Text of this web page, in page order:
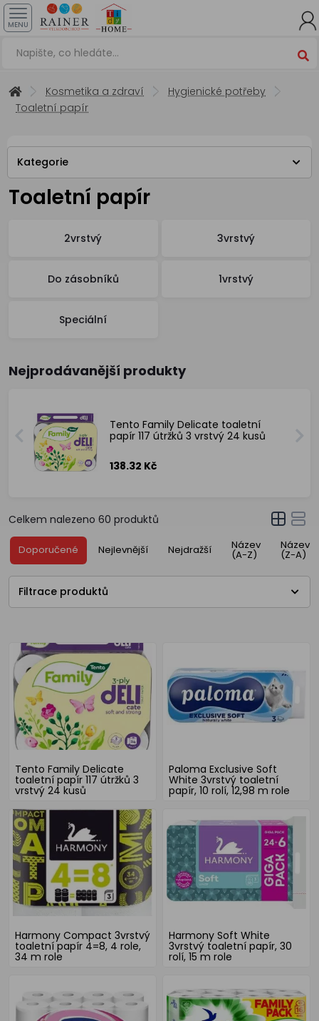
MENU
Kosmetika a zdraví
Hygienické potřeby
Toaletní papír
Kategorie
Toaletní papír
2vrstvý 3vrstvý
Do zásobníků 1vrstvý
Speciální
Nejprodávanější produkty
Tento Family Delicate toaletní
papír 117 útržků 3 vrstvý 24 kusů
138.32 Kč
Celkem nalezeno 60 produktů
Doporučené Nejlevnější Nejdražší Název
(A-Z)
Název
(Z-A)
Filtrace produktů
Tento Family Delicate
toaletní papír 117 útržků 3
vrstvý 24 kusů
Paloma Exclusive Soft
White 3vrstvý toaletní
papír, 10 rolí, 12,98 m role
Harmony Compact 3vrstvý
toaletní papír 4=8, 4 role,
34 m role
Harmony Soft White
3vrstvý toaletní papír, 30
rolí, 15 m role